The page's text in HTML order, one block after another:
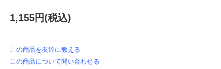
1,155円(税込)
この商品を友達に教える
この商品について問い合わせる